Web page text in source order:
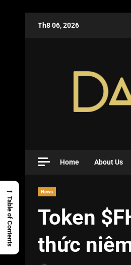
Th8 06, 2026
Home About Us
News
Token
thức
→
Table of Contents